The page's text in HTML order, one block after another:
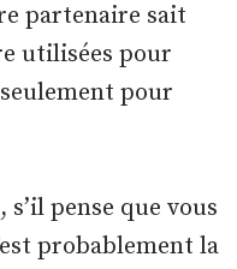
partenaire sait
utilisées pour
pour
pense que vous
probablement la